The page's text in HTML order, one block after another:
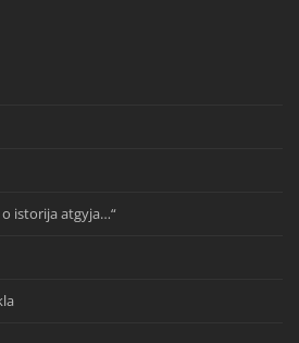
o istorija atgyja…“